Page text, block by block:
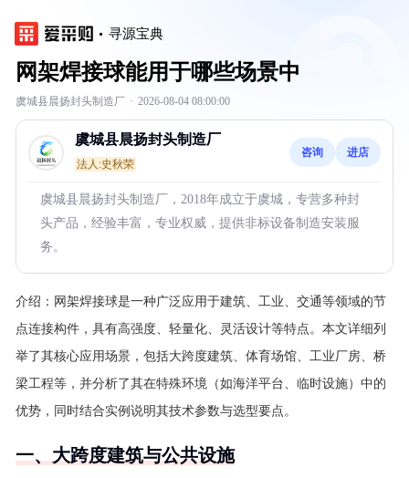
寻源宝典
网架焊接球能用于哪些场景中
虞城县晨扬封头制造厂 · 2026-08-04 08:00:00
虞城县晨扬封头制造厂
法人:史秋荣
咨询 进店
虞城县晨扬封头制造厂，2018年成立于虞城，专营多种封
头产品，经验丰富，专业权威，提供非标设备制造安装服
务。
介绍： 网架焊接球是一种广泛应用于建筑、工业、交通等领域的节
点连接构件，具有高强度、轻量化、灵活设计等特点。本文详细列
举了其核心应用场景，包括大跨度建筑、体育场馆、工业厂房、桥
梁工程等，并分析了其在特殊环境（如海洋平台、临时设施）中的
优势，同时结合实例说明其技术参数与选型要点。
一、大跨度建筑与公共设施